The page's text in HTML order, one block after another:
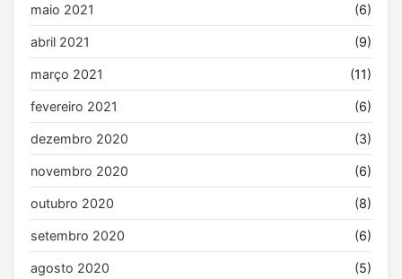
maio 2021 (6)
abril 2021 (9)
março 2021 (11)
fevereiro 2021 (6)
dezembro 2020 (3)
novembro 2020 (6)
outubro 2020 (8)
setembro 2020 (6)
agosto 2020 (5)